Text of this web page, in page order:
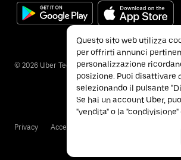
© 2026 Uber Technologies Inc.
Privacy Accessibilità
Questo sito web utilizza
per offrirti annunci
personalizzazione
posizione. Puoi disattivare
selezionando il pulsante
Se hai un account Uber,
"vendita" o la